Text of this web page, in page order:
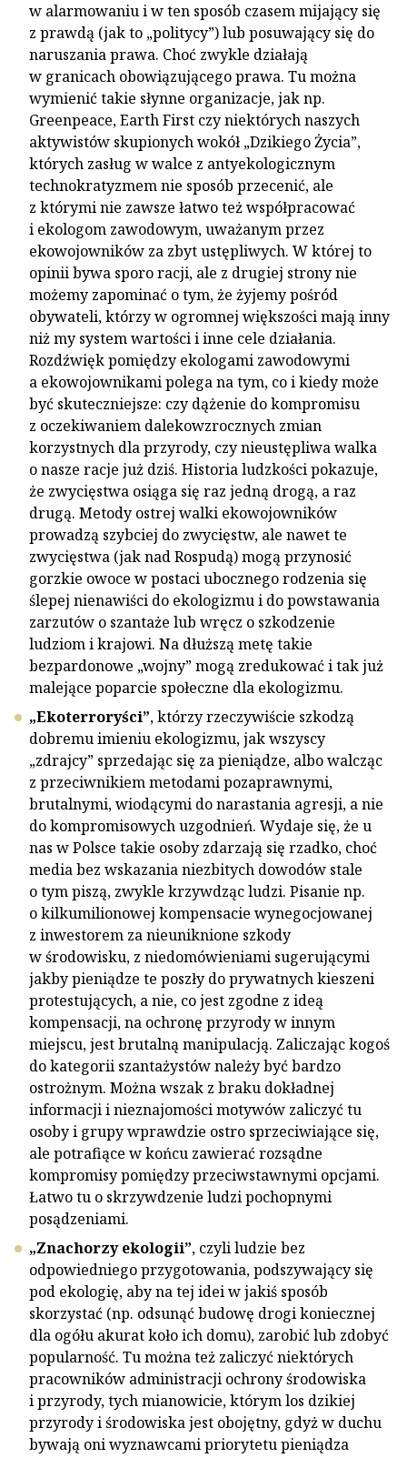
w alarmowaniu i w ten sposób czasem mijający się
z prawdą (jak to „politycy”) lub posuwający się do
naruszania prawa. Choć zwykle działają
w granicach obowiązującego prawa. Tu można
wymienić takie słynne organizacje, jak np.
Greenpeace, Earth First czy niektórych naszych
aktywistów skupionych wokół „Dzikiego Życia”,
których zasług w walce z antyekologicznym
technokratyzmem nie sposób przecenić, ale
z którymi nie zawsze łatwo też współpracować
i ekologom zawodowym, uważanym przez
ekowojowników za zbyt ustępliwych. W której to
opinii bywa sporo racji, ale z drugiej strony nie
możemy zapominać o tym, że żyjemy pośród
obywateli, którzy w ogromnej większości mają inny
niż my system wartości i inne cele działania.
Rozdźwięk pomiędzy ekologami zawodowymi
a ekowojownikami polega na tym, co i kiedy może
być skuteczniejsze: czy dążenie do kompromisu
z oczekiwaniem dalekowzrocznych zmian
korzystnych dla przyrody, czy nieustępliwa walka
o nasze racje już dziś. Historia ludzkości pokazuje,
że zwycięstwa osiąga się raz jedną drogą, a raz
drugą. Metody ostrej walki ekowojowników
prowadzą szybciej do zwycięstw, ale nawet te
zwycięstwa (jak nad Rospudą) mogą przynosić
gorzkie owoce w postaci ubocznego rodzenia się
ślepej nienawiści do ekologizmu i do powstawania
zarzutów o szantaże lub wręcz o szkodzenie
ludziom i krajowi. Na dłuższą metę takie
bezpardonowe „wojny” mogą zredukować i tak już
malejące poparcie społeczne dla ekologizmu.
„Ekoterroryści”, którzy rzeczywiście szkodzą
dobremu imieniu ekologizmu, jak wszyscy
„zdrajcy” sprzedając się za pieniądze, albo walcząc
z przeciwnikiem metodami pozaprawnymi,
brutalnymi, wiodącymi do narastania agresji, a nie
do kompromisowych uzgodnień. Wydaje się, że u
nas w Polsce takie osoby zdarzają się rzadko, choć
media bez wskazania niezbitych dowodów stale
o tym piszą, zwykle krzywdząc ludzi. Pisanie np.
o kilkumilionowej kompensacie wynegocjowanej
z inwestorem za nieuniknione szkody
w środowisku, z niedomówieniami sugerującymi
jakby pieniądze te poszły do prywatnych kieszeni
protestujących, a nie, co jest zgodne z ideą
kompensacji, na ochronę przyrody w innym
miejscu, jest brutalną manipulacją. Zaliczając kogoś
do kategorii szantażystów należy być bardzo
ostrożnym. Można wszak z braku dokładnej
informacji i nieznajomości motywów zaliczyć tu
osoby i grupy wprawdzie ostro sprzeciwiające się,
ale potrafiące w końcu zawierać rozsądne
kompromisy pomiędzy przeciwstawnymi opcjami.
Łatwo tu o skrzywdzenie ludzi pochopnymi
posądzeniami.
„Znachorzy ekologii”, czyli ludzie bez
odpowiedniego przygotowania, podszywający się
pod ekologię, aby na tej idei w jakiś sposób
skorzystać (np. odsunąć budowę drogi koniecznej
dla ogółu akurat koło ich domu), zarobić lub zdobyć
popularność. Tu można też zaliczyć niektórych
pracowników administracji ochrony środowiska
i przyrody, tych mianowicie, którym los dzikiej
przyrody i środowiska jest obojętny, gdyż w duchu
bywają oni wyznawcami priorytetu pieniądza